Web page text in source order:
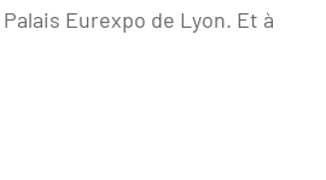
Eurexpo de Lyon. Et à